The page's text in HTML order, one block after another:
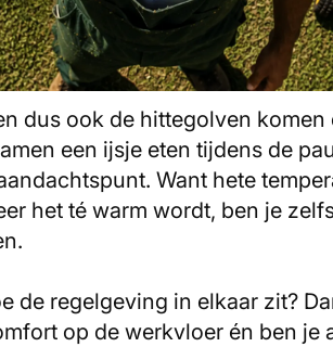
dus ook de hittegolven
een ijsje eten tijdens de
Want hete
het té warm wordt, ben je
de regelgeving in elkaar zit?
op de werkvloer én ben je